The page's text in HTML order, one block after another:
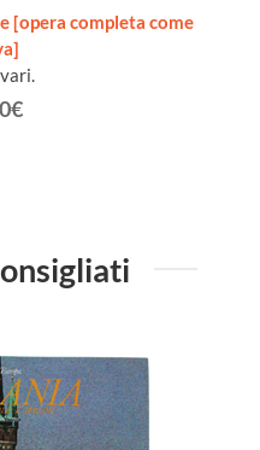
[opera completa come